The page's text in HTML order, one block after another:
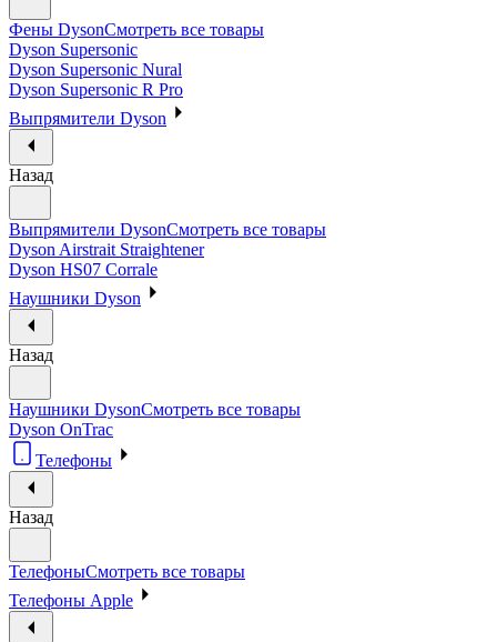
Фены DysonСмотреть все товары
Dyson Supersonic
Dyson Supersonic Nural
Dyson Supersonic R Pro
Выпрямители Dyson
Назад
Выпрямители DysonСмотреть все товары
Dyson Airstrait Straightener
Dyson HS07 Corrale
Наушники Dyson
Назад
Наушники DysonСмотреть все товары
Dyson OnTrac
Телефоны
Назад
ТелефоныСмотреть все товары
Телефоны Apple